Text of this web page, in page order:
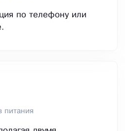
по телефону или
питания